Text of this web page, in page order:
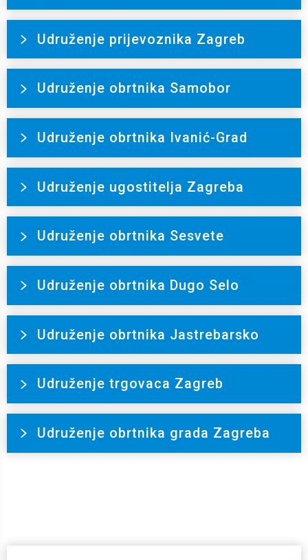
Udruženje prijevoznika Zagreb
Udruženje obrtnika Samobor
Udruženje obrtnika Ivanić-Grad
Udruženje ugostitelja Zagreba
Udruženje obrtnika Sesvete
Udruženje obrtnika Dugo Selo
Udruženje obrtnika Jastrebarsko
Udruženje trgovaca Zagreb
Udruženje obrtnika grada Zagreba